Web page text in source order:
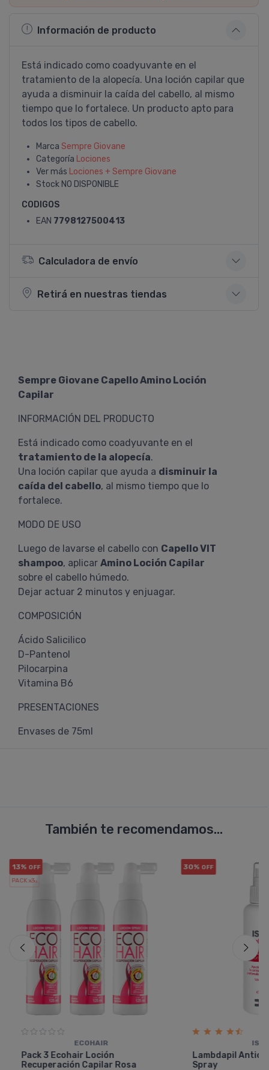
Información de producto
Está indicado como coadyuvante en el
tratamiento de la alopecí­a. Una loción capilar que
ayuda a disminuir la caí­da del cabello, al mismo
tiempo que lo fortalece. Un producto apto para
todos los tipos de cabello.
Marca Sempre Giovane
Categoría Lociones
Ver más Lociones + Sempre Giovane
Stock NO DISPONIBLE
CODIGOS
EAN 7798127500413
Calculadora de envío
Retirá en nuestras tiendas
Sempre Giovane Capello Amino Loción
Capilar
INFORMACIÓN DEL PRODUCTO
Está indicado como coadyuvante en el
tratamiento de la alopecía.
Una loción capilar que ayuda a disminuir la
caída del cabello, al mismo tiempo que lo
fortalece.
MODO DE USO
Luego de lavarse el cabello con Capello VIT
shampoo, aplicar Amino Loción Capilar
sobre el cabello húmedo.
Dejar actuar 2 minutos y enjuagar.
COMPOSICIÓN
Ácido Salicilico
D-Pantenol
Pilocarpina
Vitamina B6
PRESENTACIONES
Envases de 75ml
También te recomendamos...
13% OFF
PACK x3u.
ECOHAIR
Pack 3 Ecohair Loción
Recuperación Capilar Rosa
30% OFF
Lambdapil
Spray